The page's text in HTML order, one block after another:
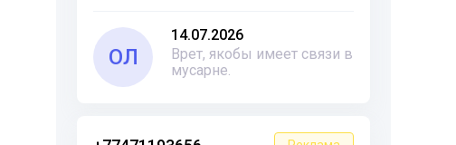
ОЛ
14.07.2026
Врет, якобы имеет связи в
мусарне.